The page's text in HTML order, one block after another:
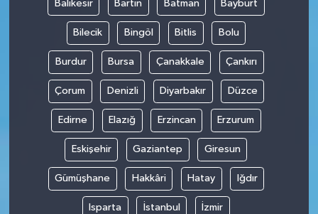
Balıkesir Bartın Batman Bayburt
Bilecik Bingöl Bitlis Bolu
Burdur Bursa Çanakkale Çankırı
Çorum Denizli Diyarbakır Düzce
Edirne Elazığ Erzincan Erzurum
Eskişehir Gaziantep Giresun
Gümüşhane Hakkâri Hatay Iğdır
Isparta İstanbul İzmir